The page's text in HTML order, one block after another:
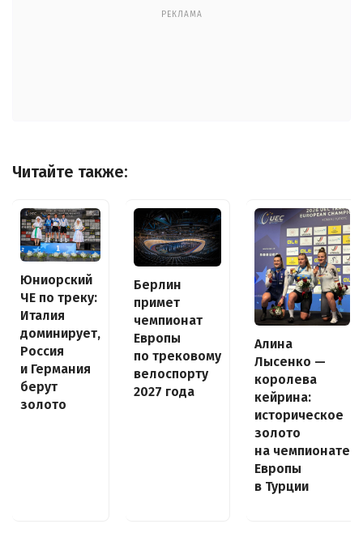
РЕКЛАМА
Читайте также:
Юниорский
ЧЕ по треку:
Италия
доминирует,
Россия
и Германия
берут
золото
Берлин
примет
чемпионат
Европы
по трековому
велоспорту
2027 года
Алина
Лысенко —
королева
кейрина:
историческое
золото
на чемпионате
Европы
в Турции